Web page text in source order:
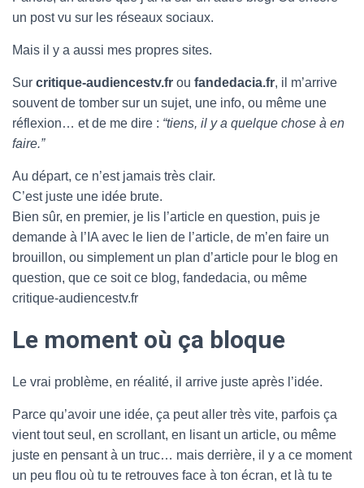
un post vu sur les réseaux sociaux.
Mais il y a aussi mes propres sites.
Sur critique-audiencestv.fr ou fandedacia.fr, il m’arrive
souvent de tomber sur un sujet, une info, ou même une
réflexion… et de me dire : “tiens, il y a quelque chose à en
faire.”
Au départ, ce n’est jamais très clair.
C’est juste une idée brute.
Bien sûr, en premier, je lis l’article en question, puis je
demande à l’IA avec le lien de l’article, de m’en faire un
brouillon, ou simplement un plan d’article pour le blog en
question, que ce soit ce blog, fandedacia, ou même
critique-audiencestv.fr
Le moment où ça bloque
Le vrai problème, en réalité, il arrive juste après l’idée.
Parce qu’avoir une idée, ça peut aller très vite, parfois ça
vient tout seul, en scrollant, en lisant un article, ou même
juste en pensant à un truc… mais derrière, il y a ce moment
un peu flou où tu te retrouves face à ton écran, et là tu te